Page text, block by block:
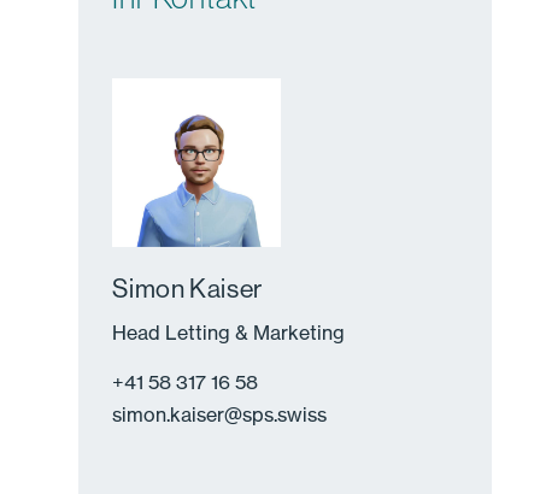
Simon Kaiser
Head Letting & Marketing
+41 58 317 16 58
simon.kaiser@sps.swiss